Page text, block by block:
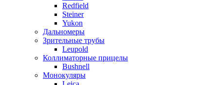
Redfield
Steiner
Yukon
Дальномеры
Зрительные трубы
Leupold
Коллиматорные прицелы
Bushnell
Монокуляры